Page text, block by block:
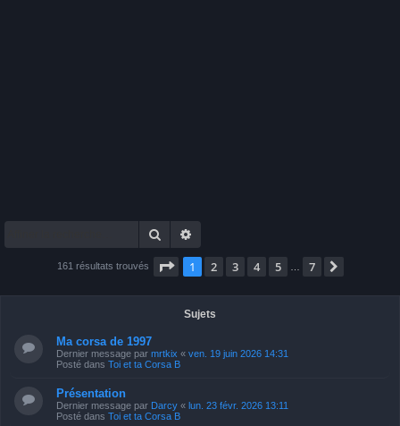
Rechercher
161 résultats trouvés Page 1sur7
1 2 3 4 5 7
Sujets
Ma corsa de 1997
Dernier message par mrtkix « ven. 19 juin 2026 14:31
Posté dans Toi et ta Corsa B
Présentation
Dernier message par Darcy « lun. 23 févr. 2026 13:11
Posté dans Toi et ta Corsa B